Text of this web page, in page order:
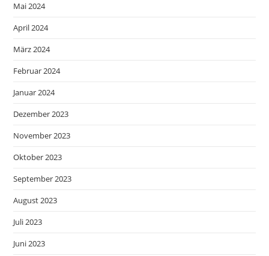
Mai 2024
April 2024
März 2024
Februar 2024
Januar 2024
Dezember 2023
November 2023
Oktober 2023
September 2023
August 2023
Juli 2023
Juni 2023